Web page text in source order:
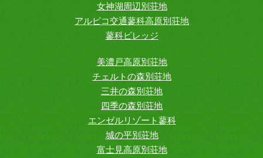
女神湖周辺別荘地
アルピコ交通蓼科高原別荘地
蓼科ビレッジ
美濃戸高原別荘地
チェルトの森別荘地
三井の森別荘地
四季の森別荘地
エンゼルリゾート蓼科
城の平別荘地
富士見高原別荘地